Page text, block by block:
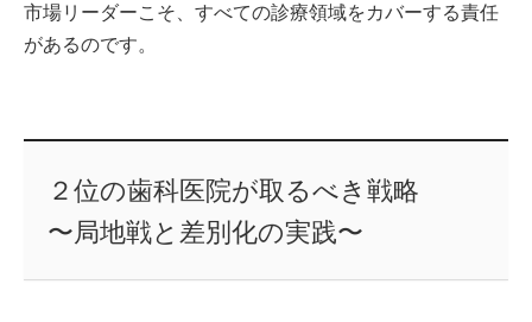
市場リーダーこそ、すべての診療領域をカバーする責任
があるのです。
２位の歯科医院が取るべき戦略
〜局地戦と差別化の実践〜